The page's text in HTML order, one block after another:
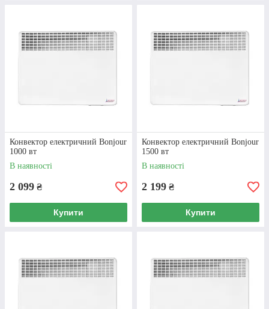
2000 вт
Безпечна робота, подвійна ізоляція, система
захисту від перегріву, не спалює кисень. Для
приміщення до 20 кв.
ДЕТАЛЬНІШЕ
Конвектор електричний Bonjour
1000 вт
В наявності
2 099 ₴
Купити
Конвектор електричний Bonjour
1500 вт
В наявності
2 199 ₴
Купити